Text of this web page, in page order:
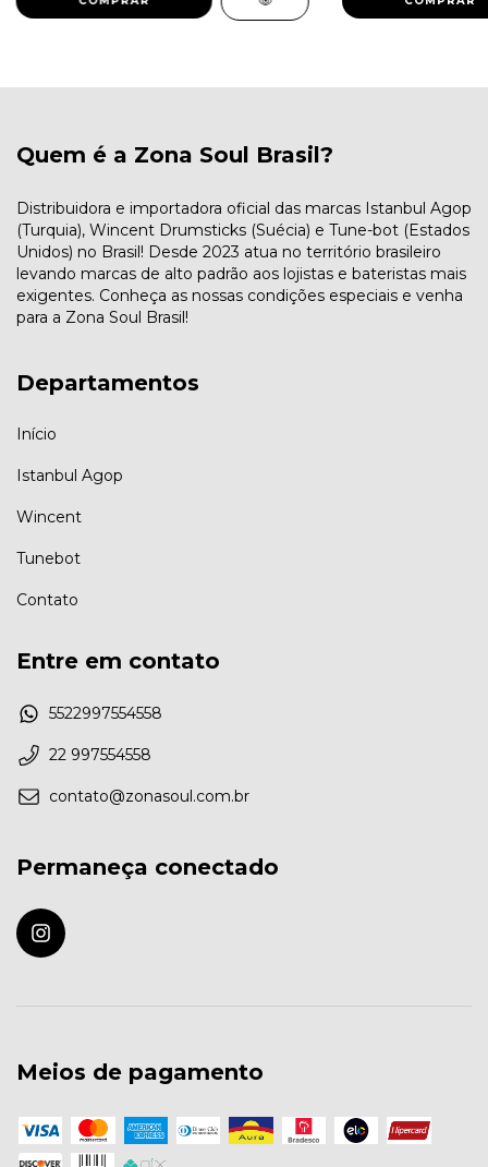
Quem é a Zona Soul Brasil?
Distribuidora e importadora oficial das marcas Istanbul Agop
(Turquia), Wincent Drumsticks (Suécia) e Tune-bot (Estados
Unidos) no Brasil! Desde 2023 atua no território brasileiro
levando marcas de alto padrão aos lojistas e bateristas mais
exigentes. Conheça as nossas condições especiais e venha
para a Zona Soul Brasil!
Departamentos
Início
Istanbul Agop
Wincent
Tunebot
Contato
Entre em contato
5522997554558
22 997554558
contato@zonasoul.com.br
Permaneça conectado
Meios de pagamento